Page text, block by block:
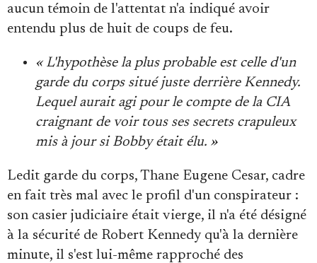
aucun témoin de l'attentat n'a indiqué avoir
entendu plus de huit de coups de feu.
« L'hypothèse la plus probable est celle d'un
garde du corps situé juste derrière Kennedy.
Lequel aurait agi pour le compte de la CIA
craignant de voir tous ses secrets crapuleux
mis à jour si Bobby était élu. »
Ledit garde du corps, Thane Eugene Cesar, cadre
en fait très mal avec le profil d'un conspirateur :
son casier judiciaire était vierge, il n'a été désigné
à la sécurité de Robert Kennedy qu'à la dernière
minute, il s'est lui-même rapproché des